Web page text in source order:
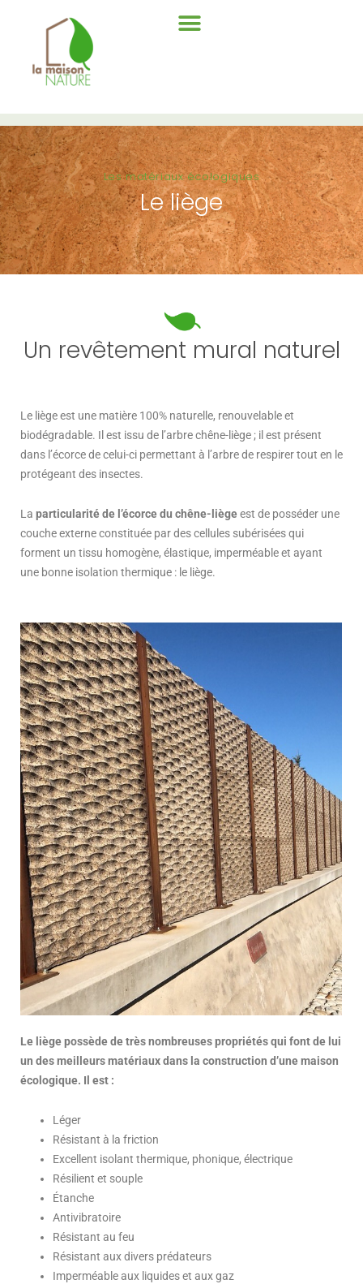
Les matériaux écologiques
Le liège
Un revêtement mural naturel
Le liège est une matière 100% naturelle, renouvelable et
biodégradable. Il est issu de l’arbre chêne-liège ; il est présent
dans l’écorce de celui-ci permettant à l’arbre de respirer tout en le
protégeant des insectes.
La particularité de l’écorce du chêne-liègeest de posséder une
couche externe constituée par des cellules subérisées qui
forment un tissu homogène, élastique, imperméable et ayant
une bonne isolation thermique : le liège.
Le liège possède de très nombreuses propriétés qui font de lui
un des meilleurs matériaux dans la construction d’une maison
écologique. Il est :
Léger
Résistant à la friction
Excellent isolant thermique, phonique, électrique
Résilient et souple
Étanche
Antivibratoire
Résistant au feu
Résistant aux divers prédateurs
Imperméable aux liquides et aux gaz